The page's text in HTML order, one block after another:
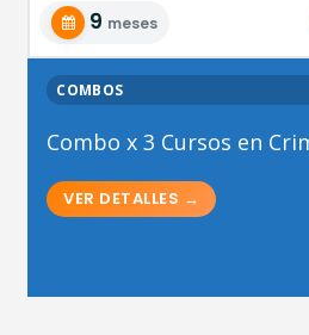
9 meses
COMBOS
Combo x 3 Cursos en